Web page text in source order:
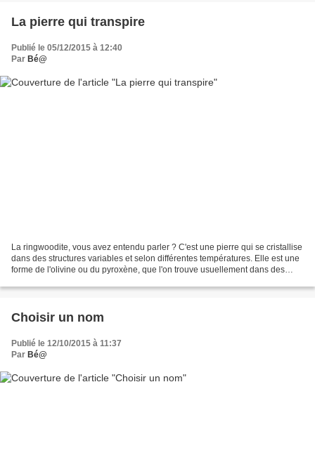
La pierre qui transpire
Publié le 05/12/2015 à 12:40
Par Bé@
La ringwoodite, vous avez entendu parler ? C'est une pierre qui se cristallise
dans des structures variables et selon différentes températures. Elle est une
forme de l'olivine ou du pyroxène, que l'on trouve usuellement dans des
Choisir un nom
Publié le 12/10/2015 à 11:37
Par Bé@